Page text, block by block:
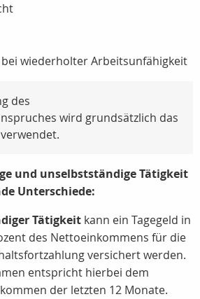
wiederholter Arbeitsunfähigkeit
des
wird grundsätzlich das
und unselbstständige Tätigkeit
Unterschiede:
Tätigkeit kann ein Tagegeld in
des Nettoeinkommens für die
versichert werden.
entspricht hierbei dem
der letzten 12 Monate.